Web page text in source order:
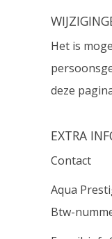
Het is
deze
EXTRA
Contact
Aqua
Btw-